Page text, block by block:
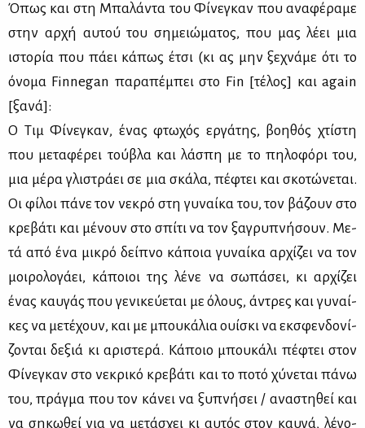
Όπως και στη Μπα­λά­ντα του Φί­νε­γκαν που ανα­φέ­ρα­με
στην αρ­χή αυ­τού του ση­μειώ­μα­τος, που μας λέ­ει μια
ιστο­ρία που πά­ει κά­πως έτσι (κι ας μην ξε­χνά­με ότι το
όνο­μα Finnegan πα­ρα­πέ­μπει στο Fin [τέ­λος] και again
[ξα­νά]:
Ο Τιμ Φί­νε­γκαν, ένας φτω­χός ερ­γά­της, βοη­θός χτί­στη
που με­τα­φέ­ρει τού­βλα και λά­σπη με το πη­λο­φό­ρι του,
μια μέ­ρα γλι­στρά­ει σε μια σκά­λα, πέ­φτει και σκο­τώ­νε­ται.
Οι φί­λοι πά­νε τον νε­κρό στη γυ­ναί­κα του, τον βά­ζουν στο
κρε­βά­τι και μέ­νουν στο σπί­τι να τον ξα­γρυ­πνή­σουν. Με­
τά από ένα μι­κρό δεί­πνο κά­ποια γυ­ναί­κα αρ­χί­ζει να τον
μοι­ρο­λο­γά­ει, κά­ποιοι της λέ­νε να σω­πά­σει, κι αρ­χί­ζει
ένας καυ­γάς που γε­νι­κεύ­ε­ται με όλους, άντρες και γυ­ναί­
κες να με­τέ­χουν, και με μπου­κά­λια ουί­σκι να εκ­σφεν­δο­νί­
ζο­νται δε­ξιά κι αρι­στε­ρά. Κά­ποιο μπου­κά­λι πέ­φτει στον
Φί­νε­γκαν στο νε­κρι­κό κρε­βά­τι και το πο­τό χύ­νε­ται πά­νω
του, πράγ­μα που τον κά­νει να ξυ­πνή­σει / ανα­στη­θεί και
να ση­κω­θεί για να με­τά­σχει κι αυ­τός στον καυ­γά, λέ­γο­